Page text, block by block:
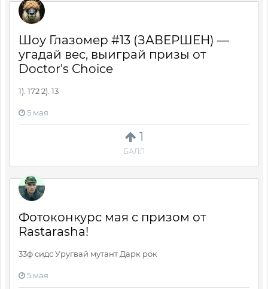
1
БАЛЛ
Шоу Глазомер #13 (ЗАВЕРШЕН) —
угадай вес, выиграй призы от
Doctor's Choice
1). 172 2). 13
5 мая
Фотоконкурс мая с призом от
Rastarasha!
33ф сидс Уругвай мутант Дарк рок
5 мая